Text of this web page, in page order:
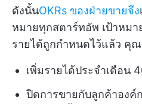
ดังนั้นOKRs ของฝ่ายขายจึง
หมายทุกสตาร์ทอัพ เป้าหม
รายได้ถูกกำหนดไว้แล้ว คุ
เพิ่มรายได้ประจำเดือน
ปิดการขายกับลูกค้าองค์